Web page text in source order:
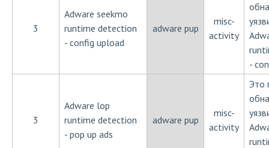
3
Adware seekmo
runtime detection
- config upload
adware pup
misc-
activity
-
3
Adware lop
runtime detection
- pop up ads
adware pup
misc-
activity
Это